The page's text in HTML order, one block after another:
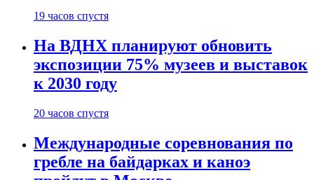
19 часов спустя
На ВДНХ планируют обновить
экспозиции 75% музеев и выставок
к 2030 году
20 часов спустя
Международные соревнования по
гребле на байдарках и каноэ